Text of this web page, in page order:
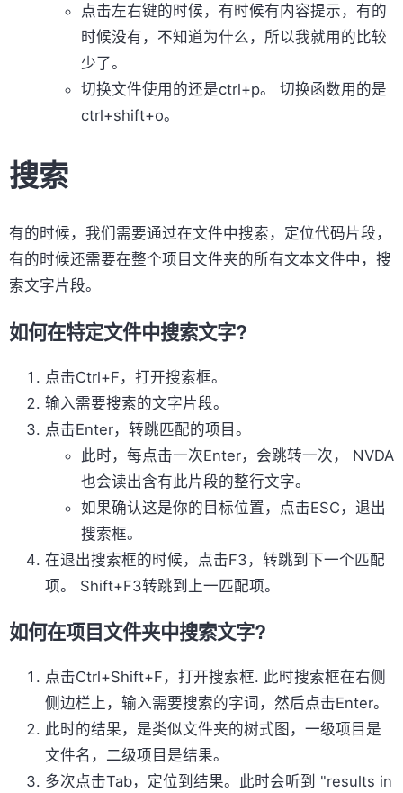
点击左右键的时候，有时候有内容提示，有的
时候没有，不知道为什么，所以我就用的比较
少了。
切换文件使用的还是ctrl+p。 切换函数用的是
ctrl+shift+o。
搜索
有的时候，我们需要通过在文件中搜索，定位代码片段，
有的时候还需要在整个项目文件夹的所有文本文件中，搜
索文字片段。
如何在特定文件中搜索文字?
点击Ctrl+F，打开搜索框。
输入需要搜索的文字片段。
点击Enter，转跳匹配的项目。
此时，每点击一次Enter，会跳转一次， NVDA
也会读出含有此片段的整行文字。
如果确认这是你的目标位置，点击ESC，退出
搜索框。
在退出搜索框的时候，点击F3，转跳到下一个匹配
项。 Shift+F3转跳到上一匹配项。
如何在项目文件夹中搜索文字?
点击Ctrl+Shift+F，打开搜索框. 此时搜索框在右侧
侧边栏上，输入需要搜索的字词，然后点击Enter。
此时的结果，是类似文件夹的树式图，一级项目是
文件名，二级项目是结果。
多次点击Tab，定位到结果。此时会听到 "results in